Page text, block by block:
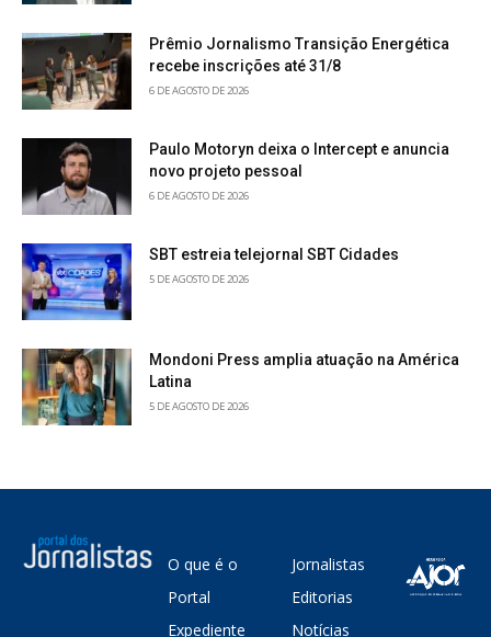
Prêmio Jornalismo Transição Energética
recebe inscrições até 31/8
6 DE AGOSTO DE 2026
Paulo Motoryn deixa o Intercept e anuncia
novo projeto pessoal
6 DE AGOSTO DE 2026
SBT estreia telejornal SBT Cidades
5 DE AGOSTO DE 2026
Mondoni Press amplia atuação na América
Latina
5 DE AGOSTO DE 2026
O que é o
Portal
Expediente
Jornalistas
Editorias
Notícias